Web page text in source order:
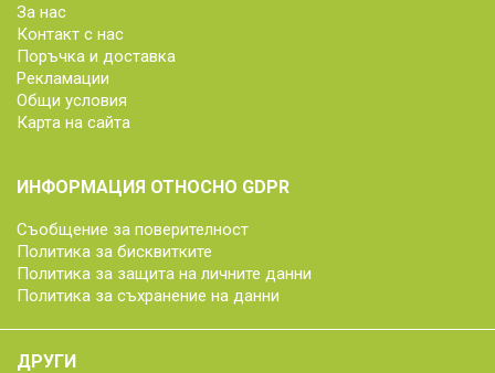
За нас
Контакт с нас
Поръчка и доставка
Рекламации
Общи условия
Карта на сайта
ИНФОРМАЦИЯ ОТНОСНО GDPR
Съобщение за поверителност
Политика за бисквитките
Политика за защита на личните данни
Политика за съхранение на данни
ДРУГИ